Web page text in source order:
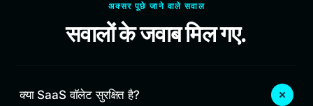
अक्सर पूछे जाने वाले सवाल
सवालों के जवाब मिल गए.
क्या SaaS वॉलेट सुरक्षित है?